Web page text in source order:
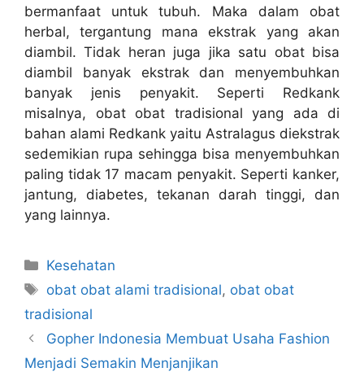
bermanfaat untuk tubuh. Maka dalam obat
herbal, tergantung mana ekstrak yang akan
diambil. Tidak heran juga jika satu obat bisa
diambil banyak ekstrak dan menyembuhkan
banyak jenis penyakit. Seperti Redkank
misalnya, obat obat tradisional yang ada di
bahan alami Redkank yaitu Astralagus diekstrak
sedemikian rupa sehingga bisa menyembuhkan
paling tidak 17 macam penyakit. Seperti kanker,
jantung, diabetes, tekanan darah tinggi, dan
yang lainnya.
Kategori
Kesehatan
Tag
obat obat alami tradisional, obat obat
tradisional
Gopher Indonesia Membuat Usaha Fashion
Menjadi Semakin Menjanjikan